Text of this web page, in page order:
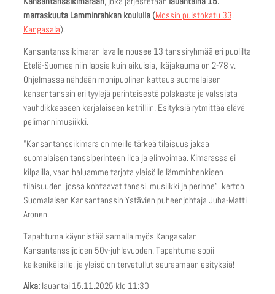
marraskuuta Lamminrahkan koululla (Mossin puistokatu 33,
Kangasala).
Kansantanssikimaran lavalle nousee 13 tanssiryhmää eri puolilta
Etelä-Suomea niin lapsia kuin aikuisia, ikäjakauma on 2-78 v.
Ohjelmassa nähdään monipuolinen kattaus suomalaisen
kansantanssin eri tyylejä perinteisestä polskasta ja valssista
vauhdikkaaseen karjalaiseen katrilliin. Esityksiä rytmittää elävä
pelimannimusiikki.
”Kansantanssikimara on meille tärkeä tilaisuus jakaa
suomalaisen tanssiperinteen iloa ja elinvoimaa. Kimarassa ei
kilpailla, vaan haluamme tarjota yleisölle lämminhenkisen
tilaisuuden, jossa kohtaavat tanssi, musiikki ja perinne”, kertoo
Suomalaisen Kansantanssin Ystävien puheenjohtaja Juha-Matti
Aronen.
Tapahtuma käynnistää samalla myös Kangasalan
Kansantanssijoiden 50v-juhlavuoden. Tapahtuma sopii
kaikenikäisille, ja yleisö on tervetullut seuraamaan esityksiä!
Aika:lauantai 15.11.2025 klo 11:30